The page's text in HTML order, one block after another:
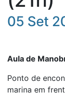
05 Set
Aula de
Ponto de
marina em